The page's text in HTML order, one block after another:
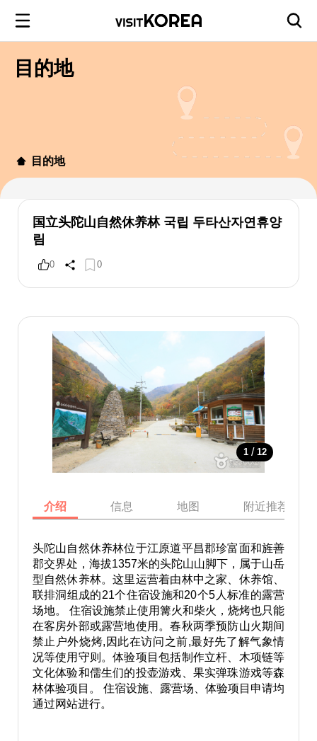
目的地
目的地
国立头陀山自然休养林 국립 두타산자연휴양
림
0 0
1 / 12
介绍 信息 地图 附近推荐景点
头陀山自然休养林位于江原道平昌郡珍富面和旌善
郡交界处，海拔1357米的头陀山山脚下，属于山岳
型自然休养林。这里运营着由林中之家、休养馆、
联排洞组成的21个住宿设施和20个5人标准的露营
场地。 住宿设施禁止使用篝火和柴火，烧烤也只能
在客房外部或露营地使用。春秋两季预防山火期间
禁止户外烧烤,因此在访问之前,最好先了解气象情
况等使用守则。体验项目包括制作立杆、木项链等
文化体验和儒生们的投壶游戏、果实弹珠游戏等森
林体验项目。 住宿设施、露营场、体验项目申请均
通过网站进行。